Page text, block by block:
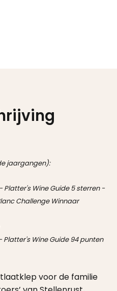
jaargangen):
Platter's Wine Guide 5 sterren -
Challenge Winnaar
Platter's Wine Guide 94 punten
voor de familie